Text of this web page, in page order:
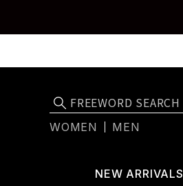
WOMEN MEN
NEW ARRIVALS